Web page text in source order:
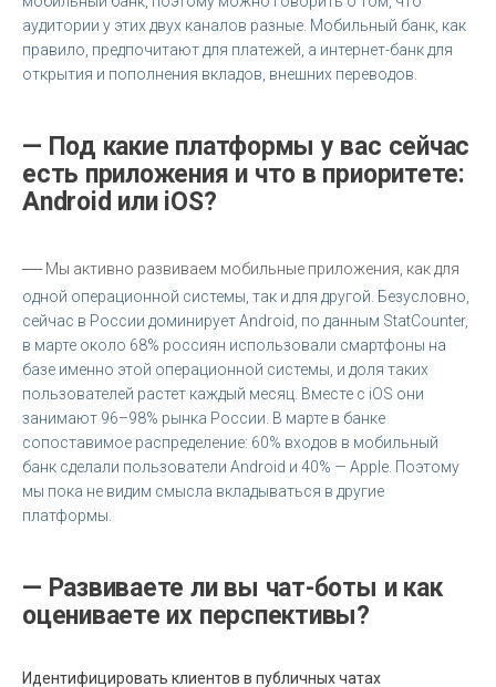
аудитории у этих двух каналов разные. Мобильный банк, как
правило, предпочитают для платежей, а интернет-банк для
открытия и пополнения вкладов, внешних переводов.
— Под какие платформы у вас сейчас
есть приложения и что в приоритете:
Android или iOS?
— Мы активно развиваем мобильные приложения, как для
одной операционной системы, так и для другой. Безусловно,
сейчас в России доминирует Android, по данным StatCounter,
в марте около 68% россиян использовали смартфоны на
базе именно этой операционной системы, и доля таких
пользователей растет каждый месяц. Вместе с iOS они
занимают 96–98% рынка России. В марте в банке
сопоставимое распределение: 60% входов в мобильный
банк сделали пользователи Android и 40% — Apple. Поэтому
мы пока не видим смысла вкладываться в другие
платформы.
— Развиваете ли вы чат-боты и как
оцениваете их перспективы?
Идентифицировать клиентов в публичных чатах